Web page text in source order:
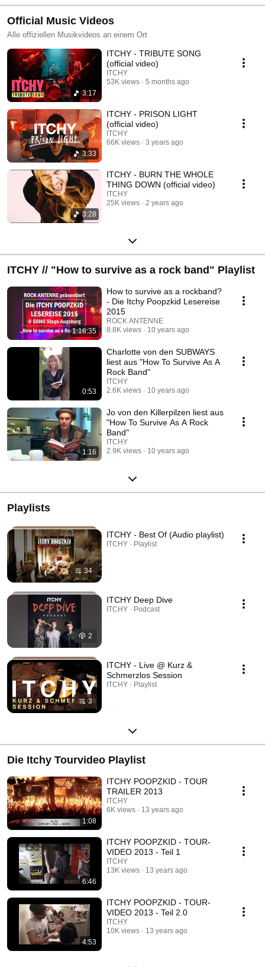
Official Music Videos
Alle offiziellen Musikvideos an einem Ort
3:17
ITCHY - TRIBUTE SONG
(official video)
ITCHY
53K views
5 months ago
3:33
ITCHY - PRISON LIGHT
(official video)
ITCHY
66K views
3 years ago
3:28
ITCHY - BURN THE WHOLE
THING DOWN (official video)
ITCHY
25K views
2 years ago
ITCHY // "How to survive as a rock band" Playlist
1:16:35
How to survive as a rockband?
- Die Itchy Poopzkid Lesereise
2015
ROCK ANTENNE
8.8K views
10 years ago
0:53
Charlotte von den SUBWAYS
liest aus "How To Survive As A
Rock Band"
ITCHY
2.6K views
10 years ago
1:16
Jo von den Killerpilzen liest aus
"How To Survive As A Rock
Band"
ITCHY
2.9K views
10 years ago
Playlists
34
ITCHY - Best Of (Audio playlist)
ITCHY · Playlist
2
ITCHY Deep Dive
ITCHY · Podcast
3
ITCHY - Live @ Kurz &
Schmerzlos Session
ITCHY · Playlist
Die Itchy Tourvideo Playlist
1:08
ITCHY POOPZKID - TOUR
TRAILER 2013
ITCHY
6K views
13 years ago
6:46
ITCHY POOPZKID - TOUR-
VIDEO 2013 - Teil 1
ITCHY
13K views
13 years ago
4:53
ITCHY POOPZKID - TOUR-
VIDEO 2013 - Teil 2.0
ITCHY
10K views
13 years ago